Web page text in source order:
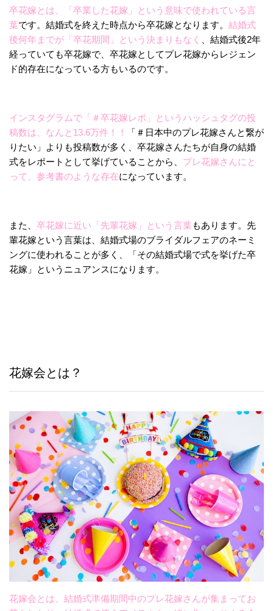
卒花嫁とは、「卒業した花嫁」という意味で使われている言
葉です。結婚式を終えた時点から卒花嫁となります。 結婚式
後何年までが「卒花期間」という決まりもなく
、結婚式後2年
経っていても卒花嫁で、卒花嫁としてプレ花嫁からレジェン
ド的存在になっている方もいるのです。
インスタグラムで「＃卒花嫁レポ」というハッシュタグの投
稿数は、なんと13.6万件！！
「＃日本中のプレ花嫁さんと繋が
りたい」よりも投稿数が多く、卒花嫁さんたちが自身の結婚
式をレポートとして挙げていることから、 プレ花嫁さんにと
って、参考書のような存在になっています。
また、 卒花嫁に近い「先輩花嫁」という言葉もあります。先
輩花嫁という言葉は、結婚式場のブライダルフェアのネーミ
ングに使われることが多く、「その結婚式場で式を挙げた卒
花嫁」というニュアンスになります。
花嫁会とは？
花嫁会とは、結婚式準備期間中のプレ花嫁さんが集まってお